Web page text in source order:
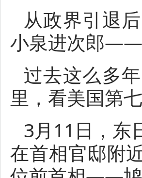
从政界引退
小泉进次郎——
过去这么多
里，看美国第
3月11日，东
在首相官邸附